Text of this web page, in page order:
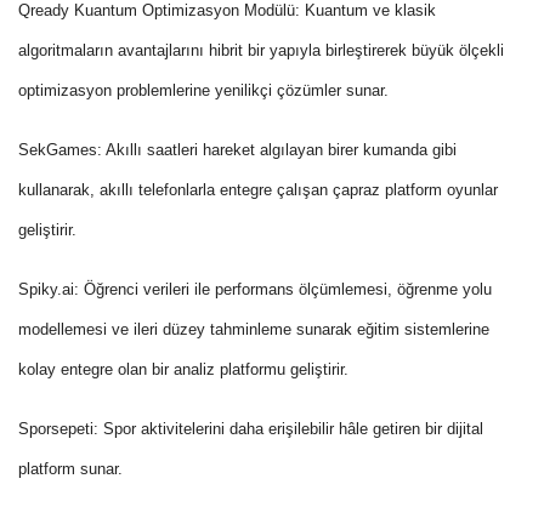
Qready Kuantum Optimizasyon Modülü: Kuantum ve klasik
algoritmaların avantajlarını hibrit bir yapıyla birleştirerek büyük ölçekli
optimizasyon problemlerine yenilikçi çözümler sunar.
SekGames: Akıllı saatleri hareket algılayan birer kumanda gibi
kullanarak, akıllı telefonlarla entegre çalışan çapraz platform oyunlar
geliştirir.
Spiky.ai: Öğrenci verileri ile performans ölçümlemesi, öğrenme yolu
modellemesi ve ileri düzey tahminleme sunarak eğitim sistemlerine
kolay entegre olan bir analiz platformu geliştirir.
Sporsepeti: Spor aktivitelerini daha erişilebilir hâle getiren bir dijital
platform sunar.